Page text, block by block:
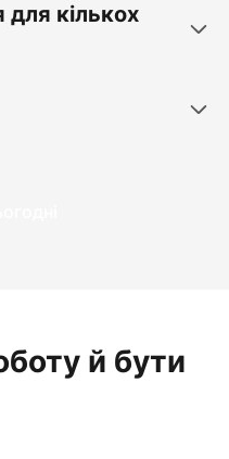
для кількох
й бути